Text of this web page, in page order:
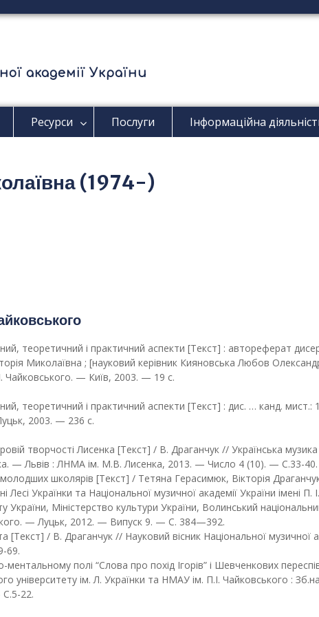
академії України
Ресурси Послуги Інформаційна
(1974-)
теоретичний і практичний аспекти [Текст] : автореферат
Миколаївна ; [науковий керівник Кияновська Любов
Чайковського. — Київ, 2003. — 19 с.
теоретичний і практичний аспекти [Текст] : дис. … канд.
2003. — 236 с.
творчості Лисенка [Текст] / В. Драганчук // Українська
— Львів : ЛНМА ім. М.В. Лисенка, 2013. — Число 4 (10). — С.33-40.
школярів [Текст] / Тетяна Герасимюк, Вікторія
Лесі Українки та Національної музичної академії України імені
України, Міністерство культури України, Волинський
— Луцьк, 2012. — Випуск 9. — С. 384—392.
/ В. Драганчук // Науковий вісник Національної музичної
69.
полі “Слова про похід Ігорів” і Шевченкових
університету ім. Л. Українки та НМАУ ім. П.І. Чайковського :
22.